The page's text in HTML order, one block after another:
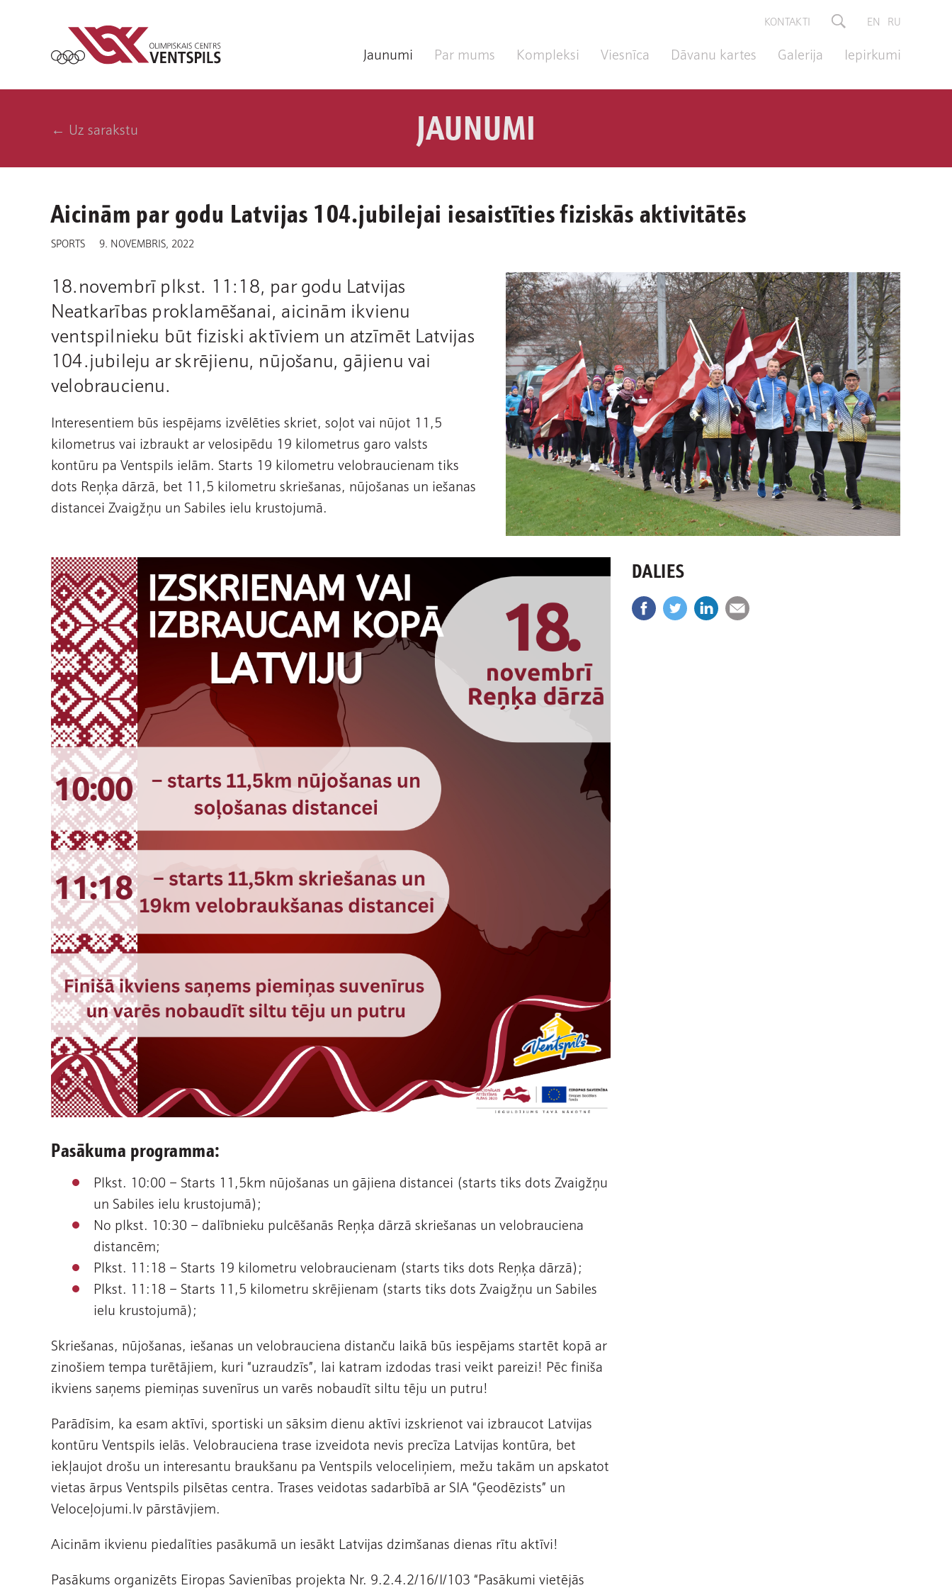
KONTAKTI EN RU
Jaunumi Par mums Kompleksi Viesnīca Dāvanu kartes Galerija Iepirkumi
← Uz sarakstu JAUNUMI
Aicinām par godu Latvijas 104.jubilejai iesaistīties fiziskās aktivitātēs
SPORTS 9. NOVEMBRIS, 2022
18.novembrī plkst. 11:18, par godu Latvijas
Neatkarības proklamēšanai, aicinām ikvienu
ventspilnieku būt fiziski aktīviem un atzīmēt Latvijas
104.jubileju ar skrējienu, nūjošanu, gājienu vai
velobraucienu.
Interesentiem būs iespējams izvēlēties skriet, soļot vai nūjot 11,5
kilometrus vai izbraukt ar velosipēdu 19 kilometrus garo valsts
kontūru pa Ventspils ielām. Starts 19 kilometru velobraucienam tiks
dots Reņķa dārzā, bet 11,5 kilometru skriešanas, nūjošanas un iešanas
distancei Zvaigžņu un Sabiles ielu krustojumā.
Pasākuma programma:
Plkst. 10:00 – Starts 11,5km nūjošanas un gājiena distancei (starts tiks dots Zvaigžņu
un Sabiles ielu krustojumā);
No plkst. 10:30 – dalībnieku pulcēšanās Reņķa dārzā skriešanas un velobrauciena
distancēm;
Plkst. 11:18 – Starts 19 kilometru velobraucienam (starts tiks dots Reņķa dārzā);
Plkst. 11:18 – Starts 11,5 kilometru skrējienam (starts tiks dots Zvaigžņu un Sabiles
ielu krustojumā);
Skriešanas, nūjošanas, iešanas un velobrauciena distanču laikā būs iespējams startēt kopā ar
zinošiem tempa turētājiem, kuri “uzraudzīs”, lai katram izdodas trasi veikt pareizi! Pēc finiša
ikviens saņems piemiņas suvenīrus un varēs nobaudīt siltu tēju un putru!
Parādīsim, ka esam aktīvi, sportiski un sāksim dienu aktīvi izskrienot vai izbraucot Latvijas
kontūru Ventspils ielās. Velobrauciena trase izveidota nevis precīza Latvijas kontūra, bet
iekļaujot drošu un interesantu braukšanu pa Ventspils veloceliņiem, mežu takām un apskatot
vietas ārpus Ventspils pilsētas centra. Trases veidotas sadarbībā ar SIA “Ģeodēzists” un
Veloceļojumi.lv pārstāvjiem.
Aicinām ikvienu piedalīties pasākumā un iesākt Latvijas dzimšanas dienas rītu aktīvi!
Pasākums organizēts Eiropas Savienības projekta Nr. 9.2.4.2/16/I/103 “Pasākumi vietējās
DALIES